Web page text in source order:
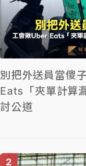
別把外送員當傻
Eats「夾單計算
討公道